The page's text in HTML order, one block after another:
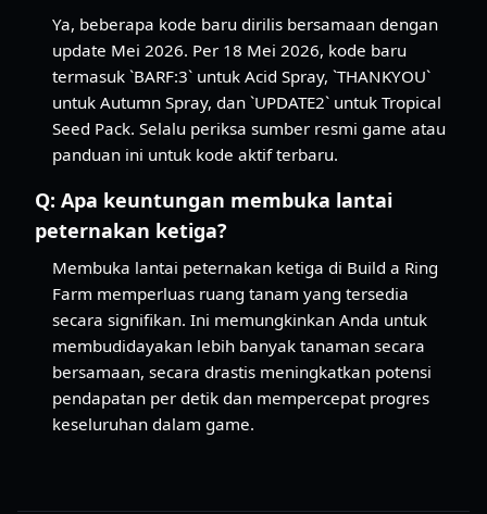
Ya, beberapa kode baru dirilis bersamaan dengan
update Mei 2026. Per 18 Mei 2026, kode baru
termasuk `BARF:3` untuk Acid Spray, `THANKYOU`
untuk Autumn Spray, dan `UPDATE2` untuk Tropical
Seed Pack. Selalu periksa sumber resmi game atau
panduan ini untuk kode aktif terbaru.
Q: Apa keuntungan membuka lantai
peternakan ketiga?
Membuka lantai peternakan ketiga di Build a Ring
Farm memperluas ruang tanam yang tersedia
secara signifikan. Ini memungkinkan Anda untuk
membudidayakan lebih banyak tanaman secara
bersamaan, secara drastis meningkatkan potensi
pendapatan per detik dan mempercepat progres
keseluruhan dalam game.